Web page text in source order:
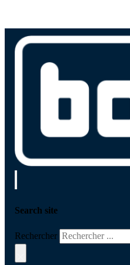
Search site
Rechercher
×